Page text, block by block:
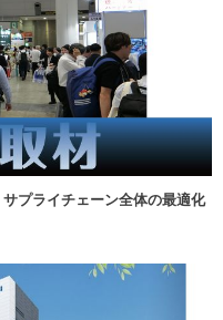
プライチェーン全体の最適化